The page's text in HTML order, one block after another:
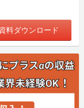
料ダウンロード